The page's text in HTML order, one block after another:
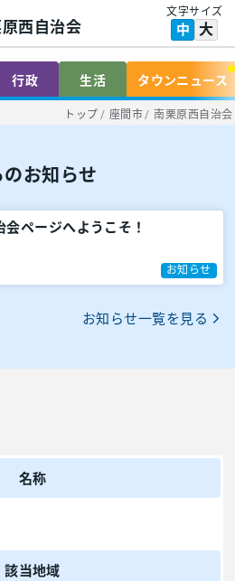
西自治会
文字サイズ
中 大
行政 生活 タウンニュース
トップ / 座間市 / 南栗原西自治会
お知らせ
会ページへようこそ！
お知らせ
お知らせ一覧を見る
名称
該当地域